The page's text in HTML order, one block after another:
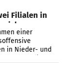
Filialen in
einer
in Nieder- und